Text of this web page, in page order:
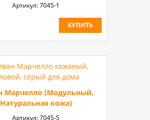
Артикул:7045-1
КУПИТЬ
Марчелло (Модульный,
Натуральная кожа)
Артикул:7045-5